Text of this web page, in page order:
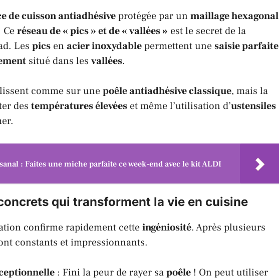
de cuisson antiadhésiveprotégée par un maillage hexagonal
Ceréseau de « pics » et de « vallées » est le secret de la
. Les pics en acier inoxydablepermettent unesaisie parfaite
situé dans les vallées.
comme sur unepoêle antiadhésive classique, mais la
des températures élevées et même l’utilisation d’ustensiles
: Faites une miche parfaite ce week-end avec le kit ALDI
qui transforment la vie en cuisine
confirme rapidement cetteingéniosité. Après plusieurs
constants et impressionnants.
: Fini la peur de rayer sapoêle ! On peut utiliser